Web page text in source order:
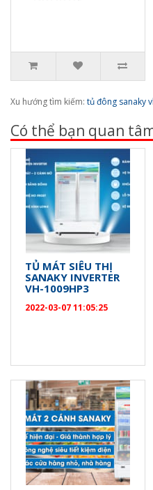
Xu hướng tìm kiếm: tủ đông sanaky
Có thể bạn quan
TỦ MÁT SIÊU THỊ
SANAKY INVERTER
VH-1009HP3
2022-03-07 11:05:25